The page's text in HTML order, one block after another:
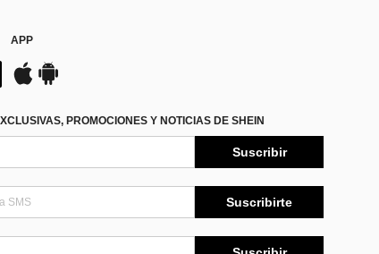
APP
PROMOCIONES Y NOTICIAS DE SHEIN
Suscribir
Suscribirte